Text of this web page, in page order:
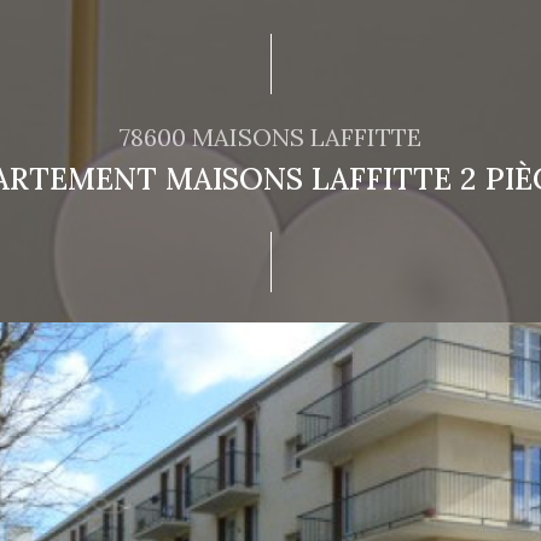
78600 MAISONS LAFFITTE
MAISONS LAFFITTE 2